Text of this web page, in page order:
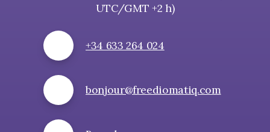
UTC/GMT +2 h)
+34 633 264 024
bonjour@freediomatiq.com